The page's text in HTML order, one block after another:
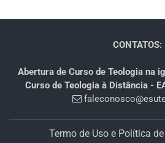
CONTATOS:
Abertura de Curso de Teologia na
Curso de Teologia à Distância -
Termo de Uso e Política